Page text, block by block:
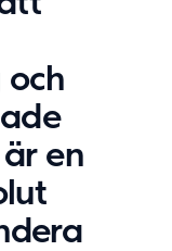
och
en